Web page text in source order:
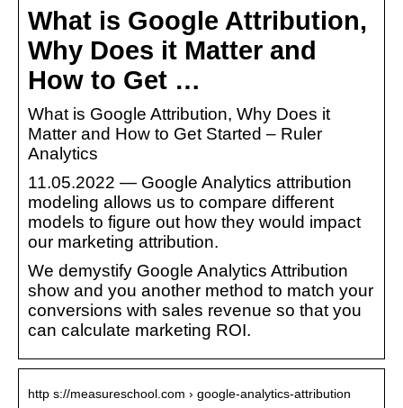
What is Google Attribution,
Why Does it Matter and
How to Get …
What is Google Attribution, Why Does it
Matter and How to Get Started – Ruler
Analytics
11.05.2022 — Google Analytics attribution
modeling allows us to compare different
models to figure out how they would impact
our marketing attribution.
We demystify Google Analytics Attribution
show and you another method to match your
conversions with sales revenue so that you
can calculate marketing ROI.
http s://measureschool.com › google-analytics-attribution